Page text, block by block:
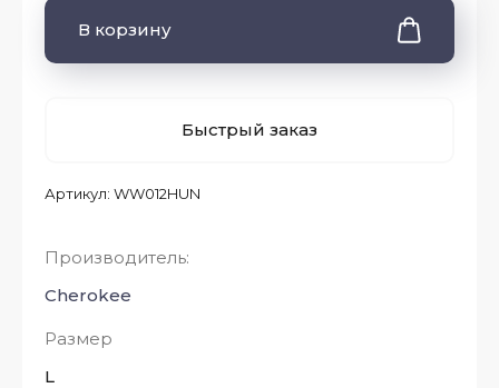
Артикул: WW012HUN
В корзину
Быстрый заказ
Производитель:
Cherokee
Размер
L